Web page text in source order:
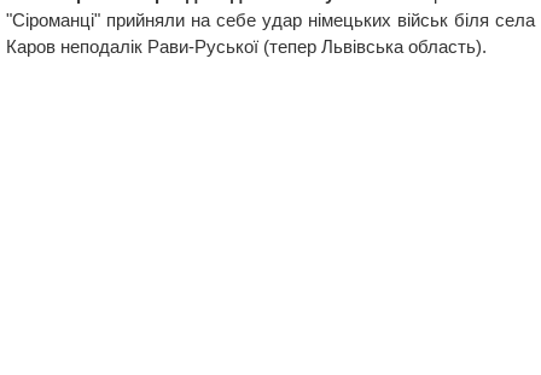
"Сіроманці" прийняли на себе удар німецьких військ біля села
Каров неподалік Рави-Руської (тепер Львівська область).